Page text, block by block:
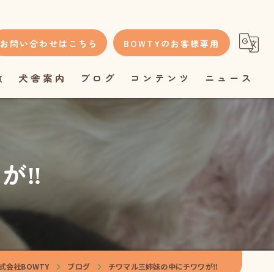
お問い合わせはこちら BOWTYのお客様専用
犬舎案内 ブログ コンテンツ ニュース
‼️
会社BOWTY ブログ チワマル三姉妹の中にチワワが‼️